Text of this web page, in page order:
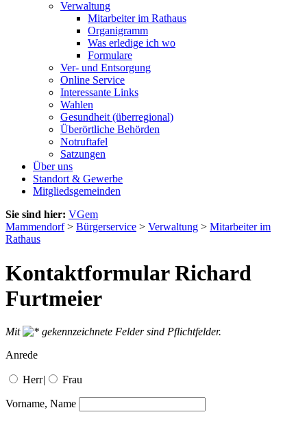
Verwaltung
Mitarbeiter im Rathaus
Organigramm
Was erledige ich wo
Formulare
Ver- und Entsorgung
Online Service
Interessante Links
Wahlen
Gesundheit (überregional)
Überörtliche Behörden
Notruftafel
Satzungen
Über uns
Standort & Gewerbe
Mitgliedsgemeinden
Sie sind hier: VGem
Mammendorf> Bürgerservice > Verwaltung > Mitarbeiter im
Rathaus
Kontaktformular Richard
Furtmeier
Mit
gekennzeichnete Felder sind Pflichtfelder.
Anrede
Herr| Frau
Vorname, Name